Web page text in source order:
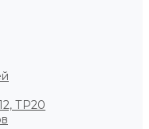
ТР20